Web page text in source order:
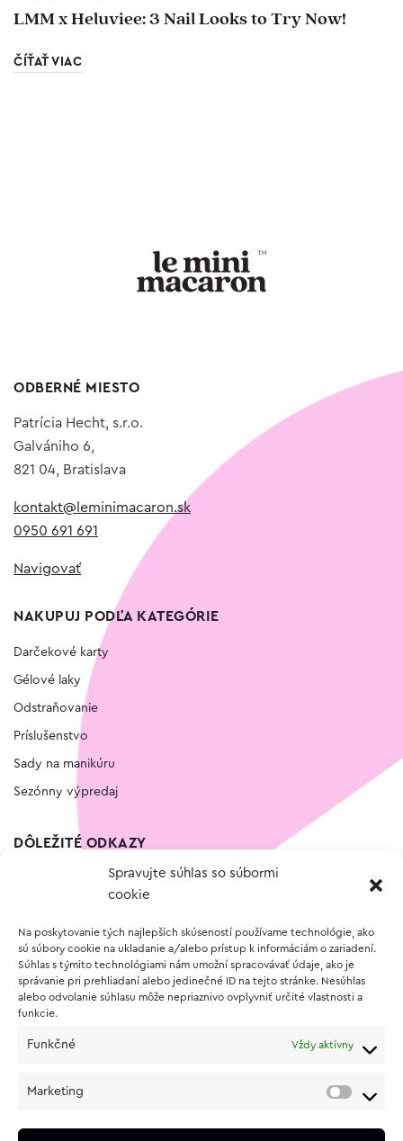
Spravujte súhlas so súbormi
cookie
Na poskytovanie tých najlepších skúseností používame technológie, ako
sú súbory cookie na ukladanie a/alebo prístup k informáciám o zariadení.
Súhlas s týmito technológiami nám umožní spracovávať údaje, ako je
správanie pri prehliadaní alebo jedinečné ID na tejto stránke. Nesúhlas
alebo odvolanie súhlasu môže nepriaznivo ovplyvniť určité vlastnosti a
funkcie.
Funkčné Vždy aktívny
Marketing
LMM x Heluviee: 3 Nail Looks to Try Now!
ČÍŤAŤ VIAC
ODBERNÉ MIESTO
Patrícia Hecht, s.r.o.
Galvániho 6,
821 04, Bratislava
kontakt@leminimacaron.sk
0950 691 691
Navigovať
NAKUPUJ PODĽA KATEGÓRIE
Darčekové karty
Gélové laky
Odstraňovanie
Príslušenstvo
Sady na manikúru
Sezónny výpredaj
DÔLEŽITÉ ODKAZY
Vernostný program
O NÁKUPE
Vrátenie a reklamácia tovaru